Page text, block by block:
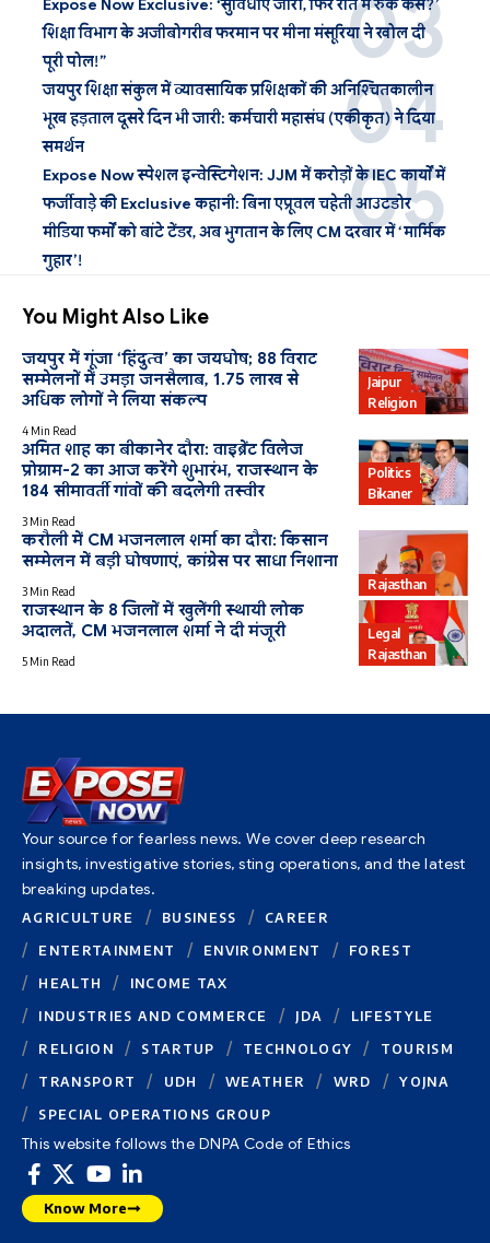
शिक्षा विभाग के अजीबोगरीब फरमान पर मीना मंसूरिया ने खोल दी
पूरी पोल!”
जयपुर शिक्षा संकुल में व्यावसायिक प्रशिक्षकों की अनिश्चितकालीन
भूख हड़ताल दूसरे दिन भी जारी: कर्मचारी महासंघ (एकीकृत) ने दिया
समर्थन
Expose Now स्पेशल इन्वेस्टिगेशन: JJM में करोड़ों के IEC कार्यों में
फर्जीवाड़े की Exclusive कहानी: बिना एप्रूवल चहेती आउटडोर
मीडिया फर्मों को बांटे टेंडर, अब भुगतान के लिए CM दरबार में ‘मार्मिक
गुहार’!
You Might Also Like
Jaipur
Religion
जयपुर में गूंजा ‘हिंदुत्व’ का जयघोष; 88 विराट
सम्मेलनों में उमड़ा जनसैलाब, 1.75 लाख से
अधिक लोगों ने लिया संकल्प
4 Min Read
Politics
Bikaner
अमित शाह का बीकानेर दौरा: वाइब्रेंट विलेज
प्रोग्राम-2 का आज करेंगे शुभारंभ, राजस्थान के
184 सीमावर्ती गांवों की बदलेगी तस्वीर
3 Min Read
Rajasthan
करौली में CM भजनलाल शर्मा का दौरा: किसान
सम्मेलन में बड़ी घोषणाएं, कांग्रेस पर साधा निशाना
3 Min Read
Legal
Rajasthan
राजस्थान के 8 जिलों में खुलेंगी स्थायी लोक
अदालतें, CM भजनलाल शर्मा ने दी मंजूरी
5 Min Read
Your source for fearless news. We cover deep research
insights, investigative stories, sting operations, and the latest
breaking updates.
AGRICULTURE BUSINESS
CAREER
ENTERTAINMENT
ENVIRONMENT
FOREST
HEALTH
INCOME TAX
INDUSTRIES AND COMMERCE
JDA
LIFESTYLE
RELIGION
STARTUP TECHNOLOGY
TOURISM
TRANSPORT
UDH WEATHER WRD
YOJNA
SPECIAL OPERATIONS GROUP
This website follows the DNPA Code of Ethics
Know More